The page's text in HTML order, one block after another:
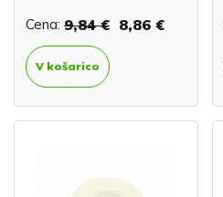
Cena: 9,84 € 8,86 €
V košarico